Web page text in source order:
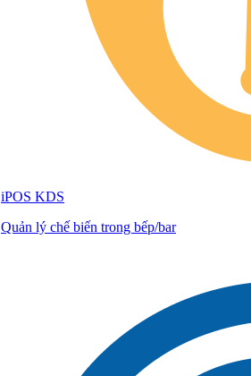
iPOS KDS
Quản lý chế biến trong bếp/bar